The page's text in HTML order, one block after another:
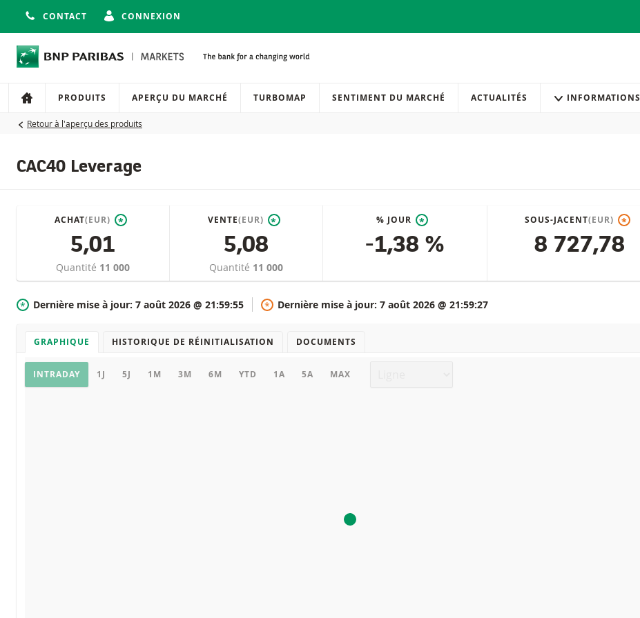
CONTACT CONNEXION
Navigation
Navigation sur le site
PRODUITS APERÇU DU MARCHÉ TURBOMAP SENTIMENT DU MARCHÉ ACTUALITÉS INFORMATIONS
Retour à l'aperçu des produits
CAC40 Leverage
ACHAT(EUR) *
5,01
Quantité 11 000
VENTE(EUR) *
5,08
Quantité 11 000
% JOUR *
-1,38 %
SOUS-JACENT(EUR) *
8 727,78
* Dernière mise à jour: 7 août 2026 @ 21:59:55 * Dernière mise à jour: 7 août 2026 @ 21:59:27
GRAPHIQUE HISTORIQUE DE RÉINITIALISATION DOCUMENTS
Graphique
INTRADAY 1J 5J 1M 3M 6M YTD 1A 5A MAX